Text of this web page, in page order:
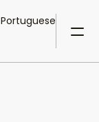
Portuguese